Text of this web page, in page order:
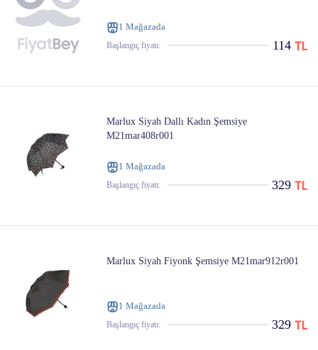
1 Mağazada
Başlangıç ​​fiyatı: 114
Marlux Siyah Dallı Kadın Şemsiye
M21mar408r001
1 Mağazada
Başlangıç ​​fiyatı: 329
Marlux Siyah Fiyonk Şemsiye M21mar912r001
1 Mağazada
Başlangıç ​​fiyatı: 329